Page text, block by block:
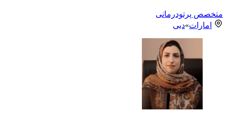
متخصص پرتودرمانی
امارات»دبی